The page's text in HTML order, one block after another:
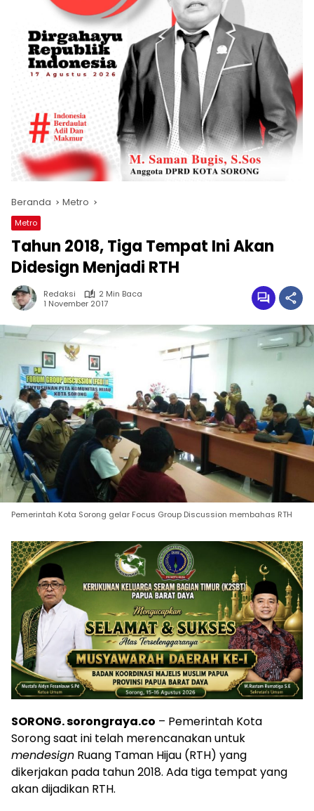
Beranda Metro
Metro
Tahun 2018, Tiga Tempat Ini Akan
Didesign Menjadi RTH
Redaksi
2 Min Baca
1 November 2017
Pemerintah Kota Sorong gelar Focus Group Discussion membahas RTH
SORONG. sorongraya.co – Pemerintah Kota
Sorong saat ini telah merencanakan untuk
mendesign Ruang Taman Hijau (RTH) yang
dikerjakan pada tahun 2018. Ada tiga tempat yang
akan dijadikan RTH.